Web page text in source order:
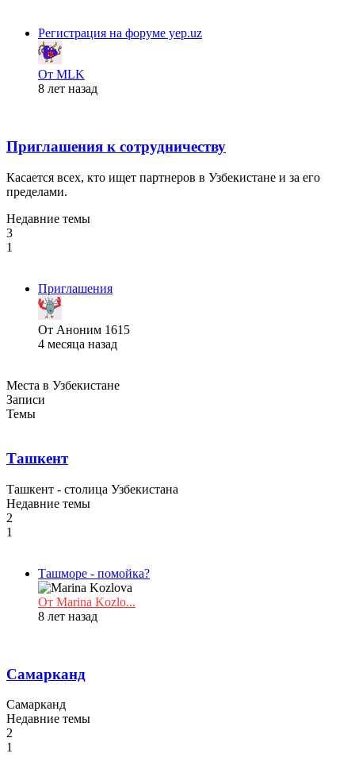
Регистрация на форуме yep.uz
От MLK
8 лет назад
Приглашения к сотрудничеству
Касается всех, кто ищет партнеров в Узбекистане и за его
пределами.
Недавние темы
3
1
Приглашения
От Аноним 1615
4 месяца назад
Места в Узбекистане
Записи
Темы
Ташкент
Ташкент - столица Узбекистана
Недавние темы
2
1
Ташморе - помойка?
От Marina Kozlo...
8 лет назад
Самарканд
Самарканд
Недавние темы
2
1